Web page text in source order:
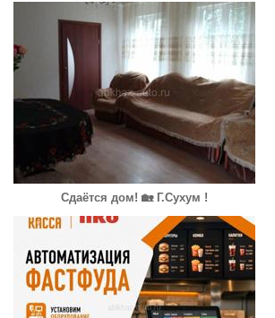
Сдаётся дом! 🏡 Г.Сухум !